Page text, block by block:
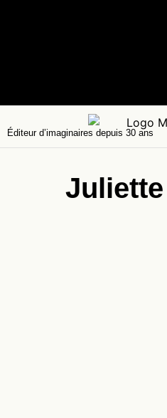
Éditeur d’imaginaires depuis 30 ans